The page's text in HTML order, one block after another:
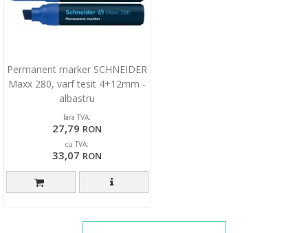
Permanent marker SCHNEIDER
Maxx 280, varf tesit 4+12mm -
albastru
fara TVA:
27,79 RON
cu TVA:
33,07 RON